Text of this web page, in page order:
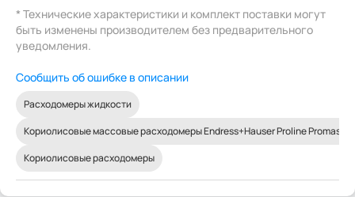
* Технические характеристики и комплект поставки могут
быть изменены производителем без предварительного
уведомления.
Сообщить об ошибке в описании
Расходомеры жидкости
Кориолисовые массовые расходомеры Endress+Hauser Proline Promass
Кориолисовые расходомеры